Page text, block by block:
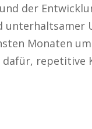
der
unterhaltsamer
Monaten
dafür, repetitive